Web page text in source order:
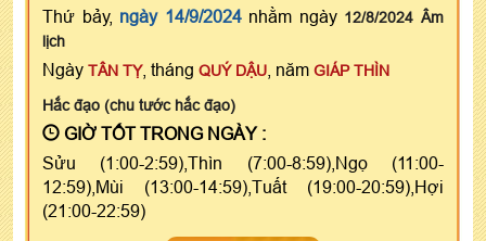
Thứ bảy, ngày 14/9/2024nhằm ngày 12/8/2024 Âm
lịch
Ngày TÂN TỴ, tháng QUÝ DẬU , năm GIÁP THÌN
Hắc đạo (chu tước hắc đạo)
GIỜ TỐT TRONG NGÀY :
Sửu (1:00-2:59),Thìn (7:00-8:59),Ngọ (11:00-
12:59),Mùi (13:00-14:59),Tuất (19:00-20:59),Hợi
(21:00-22:59)